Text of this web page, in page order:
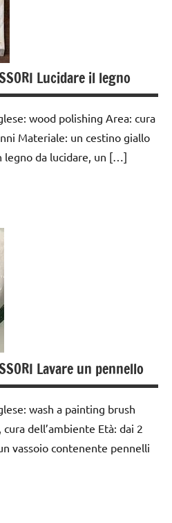
Lucidare il legno
wood polishing Area: cura
Materiale: un cestino giallo
da lucidare, un […]
Lavare un pennello
wash a painting brush
dell’ambiente Età: dai 2
vassoio contenente pennelli